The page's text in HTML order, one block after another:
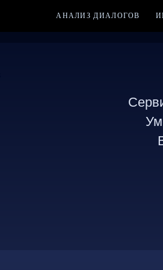
АНАЛИЗ ДИАЛОГОВ